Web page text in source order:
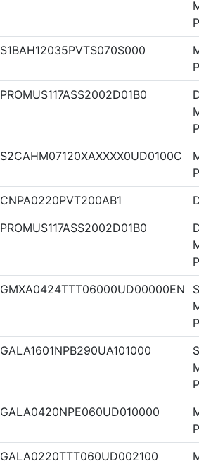
S1BAH12035PVTS070S000
PROMUS117ASS2002D01B0
S2CAHM07120XAXXXX0UD0100C
CNPA0220PVT200AB1
PROMUS117ASS2002D01B0
GMXA0424TTT06000UD00000EN
GALA1601NPB290UA101000
GALA0420NPE060UD010000
GALA0220TTT060UD002100